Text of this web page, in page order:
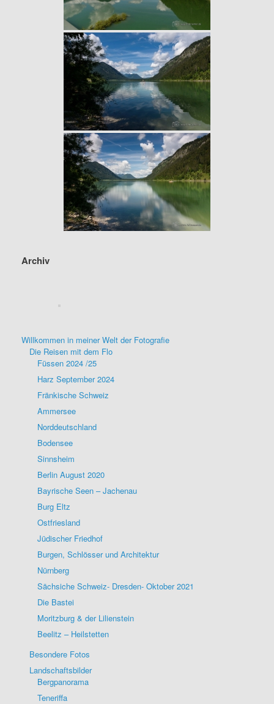
Archiv
Willkommen in meiner Welt der Fotografie
Die Reisen mit dem Flo
Füssen 2024 /25
Harz September 2024
Fränkische Schweiz
Ammersee
Norddeutschland
Bodensee
Sinnsheim
Berlin August 2020
Bayrische Seen – Jachenau
Burg Eltz
Ostfriesland
Jüdischer Friedhof
Burgen, Schlösser und Architektur
Nürnberg
Sächsiche Schweiz- Dresden- Oktober 2021
Die Bastei
Moritzburg & der Lilienstein
Beelitz – Heilstetten
Besondere Fotos
Landschaftsbilder
Bergpanorama
Teneriffa